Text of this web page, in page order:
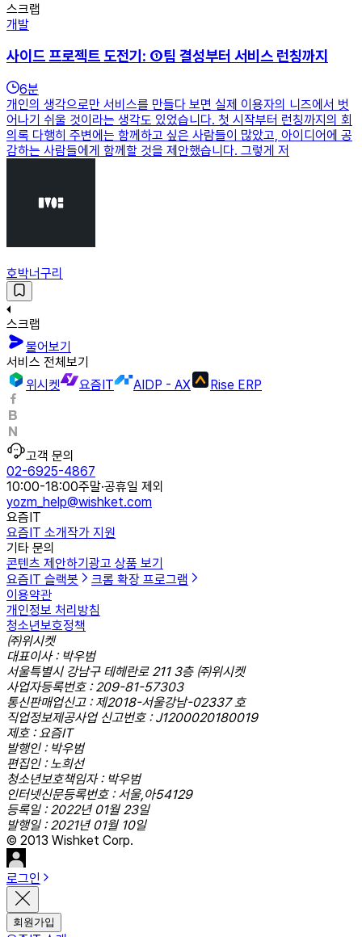
스크랩
개발
사이드 프로젝트 도전기: ①팀 결성부터 서비스 런칭까지
6분
개인의 생각으로만 서비스를 만들다 보면 실제 이용자의 니즈에서 벗
어나기 쉬울 것이라는 생각도 있었습니다. 첫 시작부터 런칭까지의 회
의록 다행히 주변에는 함께하고 싶은 사람들이 많았고, 아이디어에 공
감하는 사람들에게 함께할 것을 제안했습니다. 그렇게 저
호박너구리
스크랩
물어보기
서비스 전체보기
위시켓
요즘IT AIDP - AX Rise ERP
고객 문의
02-6925-4867
10:00-18:00주말·공휴일 제외
yozm_help@wishket.com
요즘IT
요즘IT 소개작가 지원
기타 문의
콘텐츠 제안하기 광고 상품 보기
요즘IT 슬랙봇
크롬 확장 프로그램
이용약관
개인정보 처리방침
청소년보호정책
㈜위시켓
대표이사 : 박우범
서울특별시 강남구 테헤란로 211 3층 ㈜위시켓
사업자등록번호 : 209-81-57303
통신판매업신고 : 제2018-서울강남-02337 호
직업정보제공사업 신고번호 : J1200020180019
제호 : 요즘IT
발행인 : 박우범
편집인 : 노희선
청소년보호책임자 : 박우범
인터넷신문등록번호 : 서울,아54129
등록일 : 2022년 01월 23일
발행일 : 2021년 01월 10일
© 2013 Wishket Corp.
로그인
회원가입